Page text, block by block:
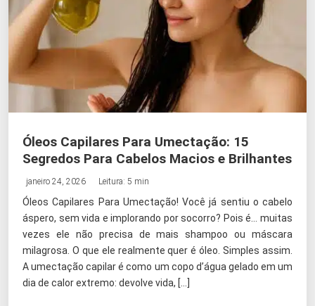
Óleos Capilares Para Umectação: 15
Segredos Para Cabelos Macios e Brilhantes
janeiro 24, 2026 Leitura: 5 min
Óleos Capilares Para Umectação! Você já sentiu o cabelo
áspero, sem vida e implorando por socorro? Pois é… muitas
vezes ele não precisa de mais shampoo ou máscara
milagrosa. O que ele realmente quer é óleo. Simples assim.
A umectação capilar é como um copo d’água gelado em um
dia de calor extremo: devolve vida, […]